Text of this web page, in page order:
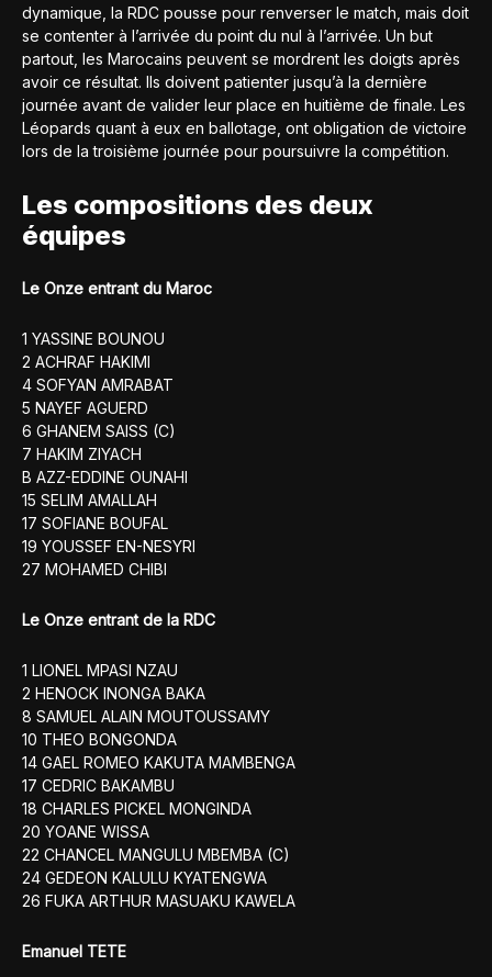
dynamique, la RDC pousse pour renverser le match, mais doit
se contenter à l’arrivée du point du nul à l’arrivée. Un but
partout, les Marocains peuvent se mordrent les doigts après
avoir ce résultat. Ils doivent patienter jusqu’à la dernière
journée avant de valider leur place en huitième de finale. Les
Léopards quant à eux en ballotage, ont obligation de victoire
lors de la troisième journée pour poursuivre la compétition.
Les compositions des deux
équipes
Le Onze entrant du Maroc
1 YASSINE BOUNOU
2 ACHRAF HAKIMI
4 SOFYAN AMRABAT
5 NAYEF AGUERD
6 GHANEM SAISS (C)
7 HAKIM ZIYACH
B AZZ-EDDINE OUNAHI
15 SELIM AMALLAH
17 SOFIANE BOUFAL
19 YOUSSEF EN-NESYRI
27 MOHAMED CHIBI
Le Onze entrant de la RDC
1 LIONEL MPASI NZAU
2 HENOCK INONGA BAKA
8 SAMUEL ALAIN MOUTOUSSAMY
10 THEO BONGONDA
14 GAEL ROMEO KAKUTA MAMBENGA
17 CEDRIC BAKAMBU
18 CHARLES PICKEL MONGINDA
20 YOANE WISSA
22 CHANCEL MANGULU MBEMBA (C)
24 GEDEON KALULU KYATENGWA
26 FUKA ARTHUR MASUAKU KAWELA
Emanuel TETE